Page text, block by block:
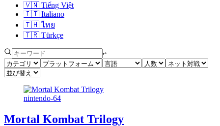
🇻🇳 Tiếng Việt
🇮🇹 Italiano
🇹🇭 ไทย
🇹🇷 Türkçe
↩︎
nintendo-64
Mortal Kombat Trilogy